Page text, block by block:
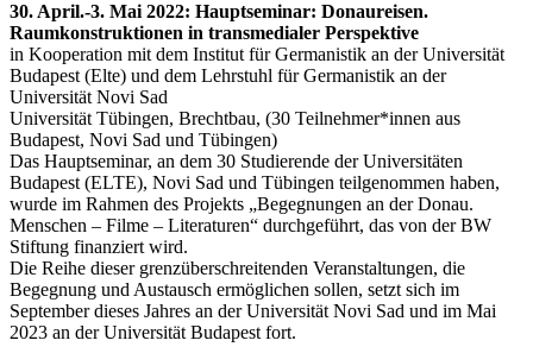
30. April.-3. Mai 2022: Hauptseminar: Donaureisen.
Raumkonstruktionen in transmedialer Perspektive
in Kooperation mit dem Institut für Germanistik an der Universität
Budapest (Elte) und dem Lehrstuhl für Germanistik an der
Universität Novi Sad
Universität Tübingen, Brechtbau, (30 Teilnehmer*innen aus
Budapest, Novi Sad und Tübingen)
Das Hauptseminar, an dem 30 Studierende der Universitäten
Budapest (ELTE), Novi Sad und Tübingen teilgenommen haben,
wurde im Rahmen des Projekts „Begegnungen an der Donau.
Menschen – Filme – Literaturen“ durchgeführt, das von der BW
Stiftung finanziert wird.
Die Reihe dieser grenzüberschreitenden Veranstaltungen, die
Begegnung und Austausch ermöglichen sollen, setzt sich im
September dieses Jahres an der Universität Novi Sad und im Mai
2023 an der Universität Budapest fort.